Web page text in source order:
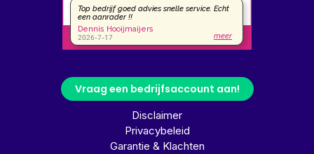
Vraag een bedrijfsaccount aan!
Disclaimer
Privacybeleid
Garantie & Klachten